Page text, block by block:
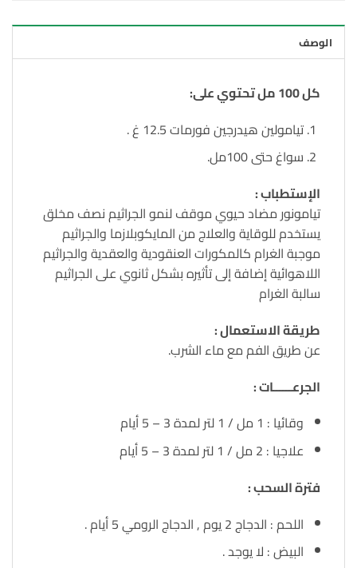
الوصف
كل 100 مل تحتوي على:
تيامولين هيدرجين فورمات 12.5 غ .
سواغ حتى 100مل.
الإستطباب :
تيامونور مضاد حيوي موقف لنمو الجراثيم نصف مخلق
يستخدم للوقاية والعلاج من المايكوبلازما والجراثيم
موجبة الغرام كالمكورات العنقودية والعقدية والجراثيم
اللاهوائية إضافة إلى تأثيره بشكل ثانوي على الجراثيم
سالبة الغرام
طريقة الاستعمال :
عن طريق الفم مع ماء الشرب.
الجرعــــــات :
وقائيا : 1 مل / 1 لتر لمدة 3 – 5 أيام
علاجيا : 2 مل / 1 لتر لمدة 3 – 5 أيام
فترة السحب :
اللحم : الدجاج 2 يوم , الدجاج الرومي 5 أيام .
البيض : لا يوجد .